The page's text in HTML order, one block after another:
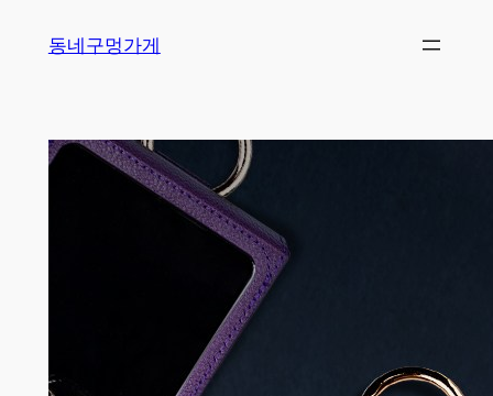
동네구멍가게